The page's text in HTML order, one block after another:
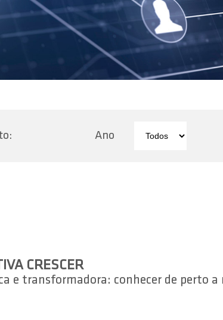
Ano
CRESCER
e transformadora: conhecer de perto